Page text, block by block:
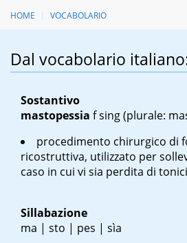
HOME VOCABOLARIO
Dal vocabolario
Sostantivo
mastopessia f sing(plurale:
procedimento chirurgico di
ricostruttiva, utilizzato per
caso in cui vi sia perdita di
Sillabazione
ma | sto | pes | sìa